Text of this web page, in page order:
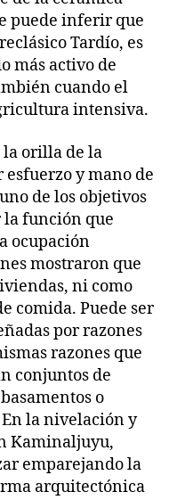
puede inferir que
Tardío, es
más activo de
cuando el
intensiva.
la orilla de la
y mano de
de los objetivos
la función que
ocupación
mostraron que
ni como
comida. Puede ser
por razones
razones que
conjuntos de
o
la nivelación y
Kaminaljuyu,
emparejando la
arquitectónica